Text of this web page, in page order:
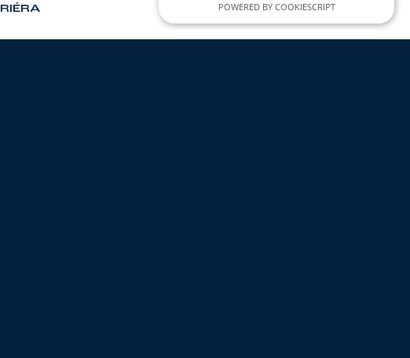
POWERED BY COOKIESCRIPT